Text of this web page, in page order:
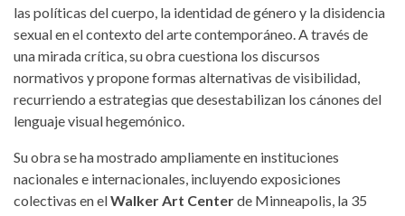
las políticas del cuerpo, la identidad de género y la disidencia
sexual en el contexto del arte contemporáneo. A través de
una mirada crítica, su obra cuestiona los discursos
normativos y propone formas alternativas de visibilidad,
recurriendo a estrategias que desestabilizan los cánones del
lenguaje visual hegemónico.
Su obra se ha mostrado ampliamente en instituciones
nacionales e internacionales, incluyendo exposiciones
colectivas en elWalker Art Centerde Minneapolis, la 35